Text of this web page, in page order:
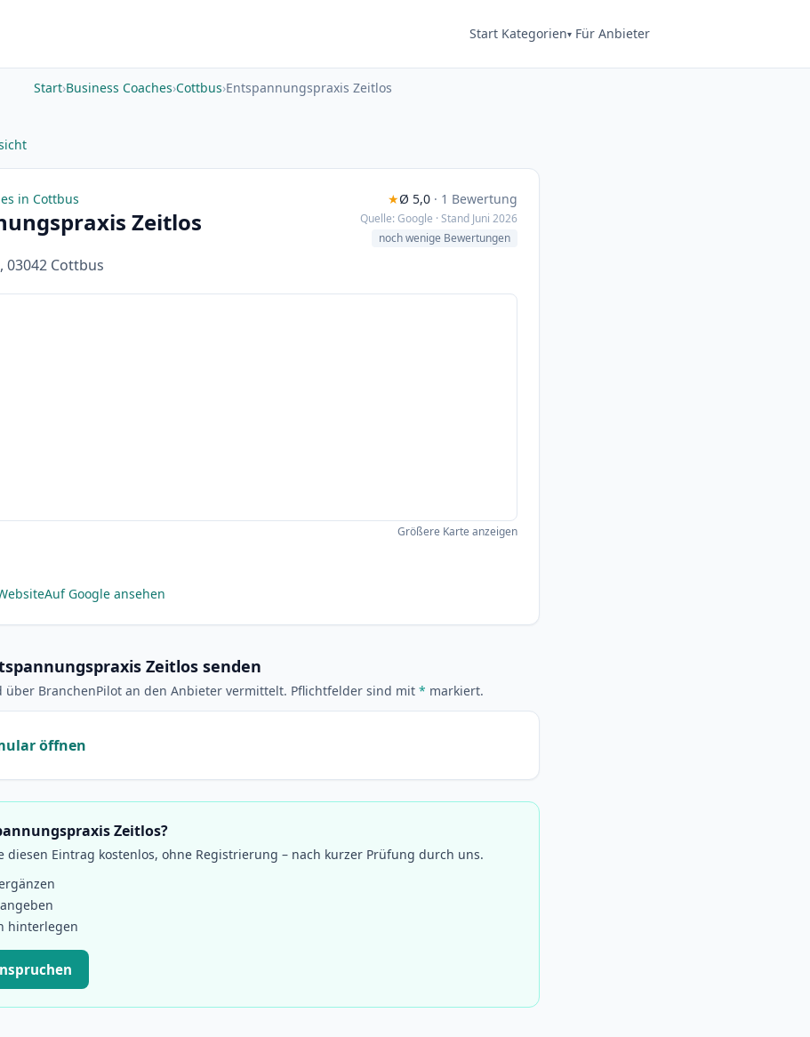
Start Kategorien Für Anbieter
Start›Business Coaches›Cottbus›Entspannungspraxis Zeitlos
in Cottbus
Zeitlos
★Ø 5,0 · 1 Bewertung
Quelle: Google · Stand Juni 2026
noch wenige Bewertungen
03042 Cottbus
Größere Karte anzeigen
Auf Google ansehen
Zeitlos senden
BranchenPilot an den Anbieter vermittelt. Pflichtfelder sind mit * markiert.
öffnen
Zeitlos?
diesen Eintrag kostenlos, ohne Registrierung – nach kurzer Prüfung durch uns.
hinterlegen